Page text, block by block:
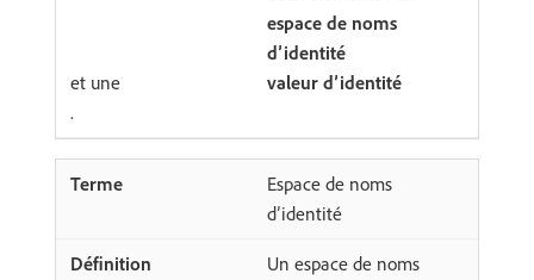
espace de noms
d’identité
et une
valeur d’identité
.
Espace de noms
d’identité
Un espace de noms